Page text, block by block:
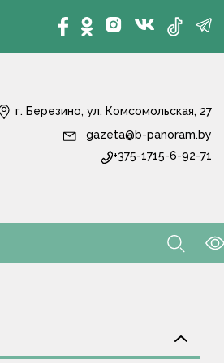
г. Березино, ул. Комсомольская, 27
gazeta@b-panoram.by
+375-1715-6-92-71